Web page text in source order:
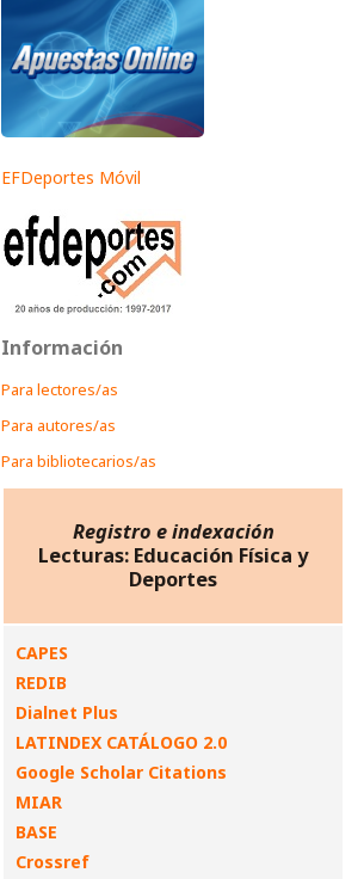
EFDeportes Móvil
Información
Para lectores/as
Para autores/as
Para bibliotecarios/as
Registro e indexación
Lecturas: Educación Física y
Deportes
CAPES
REDIB
Dialnet Plus
LATINDEX CATÁLOGO 2.0
Google Scholar Citations
MIAR
BASE
Crossref